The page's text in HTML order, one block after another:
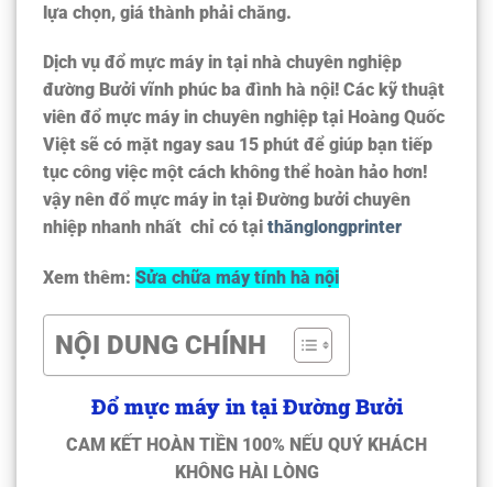
lựa chọn, giá thành phải chăng.
Dịch vụ đổ mực máy in tại nhà chuyên nghiệp
đường Bưởi vĩnh phúc ba đình hà nội! Các kỹ thuật
viên đổ mực máy in chuyên nghiệp tại Hoàng Quốc
Việt sẽ có mặt ngay sau 15 phút để giúp bạn tiếp
tục công việc một cách không thể hoàn hảo hơn!
vậy nên đổ mực máy in tại Đường bưởi chuyên
nhiệp nhanh nhất chỉ có tại thănglongprinter
Xem thêm: Sửa chữa máy tính hà nội
NỘI DUNG CHÍNH
Đổ mực máy in tại Đường Bưởi
CAM KẾT HOÀN TIỀN 100% NẾU QUÝ KHÁCH
KHÔNG HÀI LÒNG